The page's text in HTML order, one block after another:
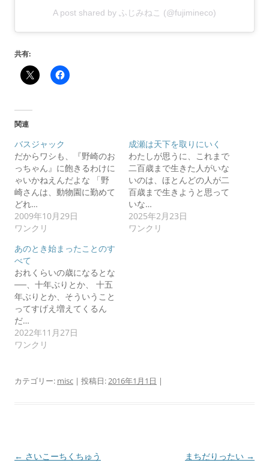
A post shared by ふじみねこ (@fujimineco)
共有:
関連
バスジャック
だからワシも、『野崎のお
っちゃん』に飽きるわけに
ゃいかねえんだよな 「野
崎さんは、動物園に勤めて
どれ…
2009年10月29日
ワンクリ
成瀬は天下を取りにいく
わたしが思うに、これまで
二百歳まで生きた人がいな
いのは、ほとんどの人が二
百歳まで生きようと思って
いな…
2025年2月23日
ワンクリ
あのとき始まったことのす
べて
おれくらいの歳になるとな
──、十年ぶりとか、 十五
年ぶりとか、そういうこと
ってすげえ増えてくるん
だ…
2022年11月27日
ワンクリ
カテゴリー: misc | 投稿日: 2016年1月1日 |
投
← さいこーちくちゅう まちだりったい →